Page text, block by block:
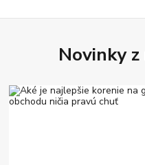
Novinky